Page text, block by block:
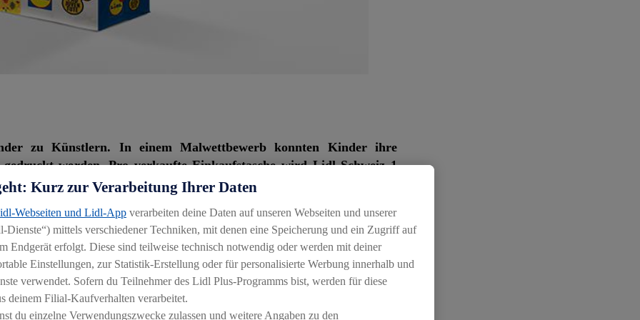
zu Künstlern. In einem Malwettbewerb konnten Kinder ihre
werden. Pro verkaufte Einkaufstasche wird Lidl Schweiz 1
oder die Kühlschranktür. In Kürze werden Kinderzeichnungen auch auf
von Lidl Schweiz in Zusammenarbeit mit der grössten
Juventute, konnten Kinder ihre Zeichnungen einschicken. Das Motto:
über 160 eingereichten Zeichnungen wurden die besten 3 auserkoren.
abgebildet. Die Gewinnerinnen und Gewinner werden ihre Zeichnungen
erhalten die Kinder mit den drei besten Einsendungen, Gutscheine für
Kurz zur Verarbeitung Ihrer Daten
Webseiten und Lidl-App verarbeiten deine Daten auf unseren Webseiten und unserer
Dienste“) mittels verschiedener Techniken, mit denen eine Speicherung und ein Zugriff auf
Endgerät erfolgt. Diese sind teilweise technisch notwendig oder werden mit deiner
Einstellungen, zur Statistik-Erstellung oder für personalisierte Werbung innerhalb und
verwendet. Sofern du Teilnehmer des Lidl Plus-Programms bist, werden für diese
deinem Filial-Kaufverhalten verarbeitet.
du einzelne Verwendungszwecke zulassen und weitere Angaben zu den